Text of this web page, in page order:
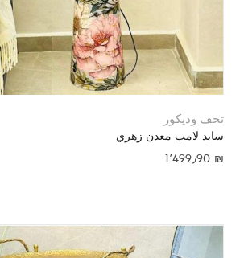
تحف وديكور
سايد لامب معدن زهري
1٬499٫90 ₪